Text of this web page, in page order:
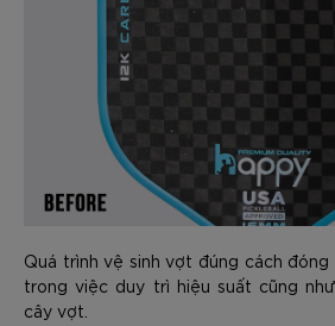
Quá trình vệ sinh vợt đúng cách
trong việc duy trì hiệu suất cũng
cây vợt.